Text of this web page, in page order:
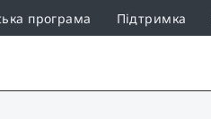
програма Підтримка